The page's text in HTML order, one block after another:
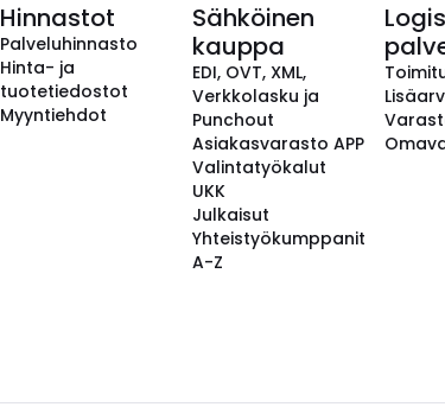
Hinnastot
Palveluhinnasto
Hinta- ja
tuotetiedostot
Myyntiehdot
Sähköinen
kauppa
EDI, OVT, XML,
Verkkolasku ja
Punchout
Asiakasvarasto APP
Valintatyökalut
UKK
Julkaisut
Yhteistyökumppanit
A-Z